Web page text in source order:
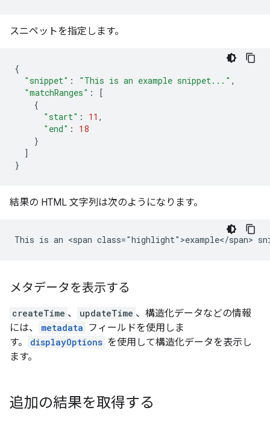
スニペットを指定します。
{
"snippet" : "This is an example snippet..." ,
"matchRanges" :
[
{
"start" : 11 ,
"end" :
18
}
]
}
結果の HTML 文字列は次のようになります。
メタデータを表示する
createTime 、 updateTime 、構造化データなどの情報
には、
metadata フィールドを使用しま
す。
displayOptions を使用して構造化データを表示し
ます。
追加の結果を取得する